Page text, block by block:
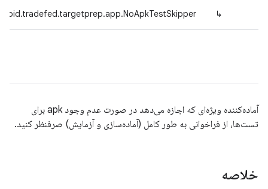
↳
آماده‌کننده ویژه‌ای که اجازه می‌دهد در صورت عدم وجود apk برای
تست‌ها، از فراخوانی به طور کامل (آماده‌سازی و آزمایش) صرفنظر کنید.
خلاصه